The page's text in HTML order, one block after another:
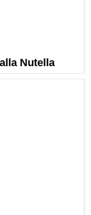
Nutella